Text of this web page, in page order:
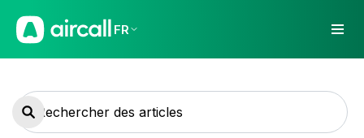
FR